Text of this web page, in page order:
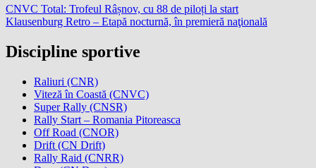
CNVC Total: Trofeul Râșnov, cu 88 de piloți la start
Klausenburg Retro – Etapă nocturnă, în premieră naţională
Discipline sportive
Raliuri (CNR)
Viteză în Coastă (CNVC)
Super Rally (CNSR)
Rally Start – Romania Pitoreasca
Off Road (CNOR)
Drift (CN Drift)
Rally Raid (CNRR)